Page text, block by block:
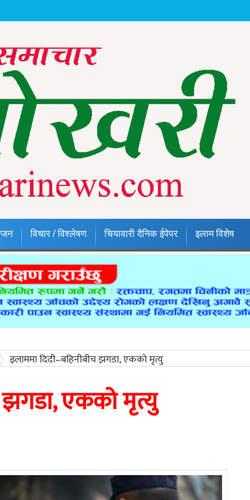
विचार / विश्लेषण चियावारी दैनिक ईपेपर इलाम विशेष
इलाममा दिदी–बहिनीबीच झगडा, एकको मृत्यु
झगडा, एकको मृत्यु